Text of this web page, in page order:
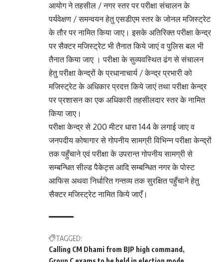
आयोग ने तहसील / नगर स्तर पर परीक्षा संचालन के
पर्यवेक्षण / समन्वयन हेतु एसडीएम स्तर के जोनल मजिस्ट्रेट
के तौर पर नामित किया जाए। इसके अतिरिक्त परीक्षा केन्द्र
पर सैक्टर मजिस्ट्रेट भी तैनात किये जाएं व पुलिस बल भी
तैनात किया जाए । परीक्षा के सुव्यवस्थित ढंग से संचालन
हेतु परीक्षा केन्द्रों के प्रधानाचार्य / केन्द्र प्रभारी को
मजिस्ट्रेट के अधिकार प्रदत्त किये जाएं तथा परीक्षा केन्द्र
पर प्रशासन का एक अधिकारी तहसीलदार स्तर के नामित
किया जाए।
परीक्षा केन्द्र से 200 मीटर धारा 144 के लगाई जाए व
जनपदीय कोषागार से गोपनीय सामग्री विभिन्न परीक्षा केन्द्रों
तक पहुँचाने एवं परीक्षा के उपरान्त गोपनीय सामग्री से
सम्बन्धित सील्ड पैकेट्स आदि सम्बन्धित नगर के पोस्ट
आफिस अथवा निर्धारित गन्तव्य तक सुरक्षित पहुँचाने हेतु
सैक्टर मजिस्ट्रेट नामित किये जाएँ।
TAGGED:
Calling CM Dhami from BJP high command